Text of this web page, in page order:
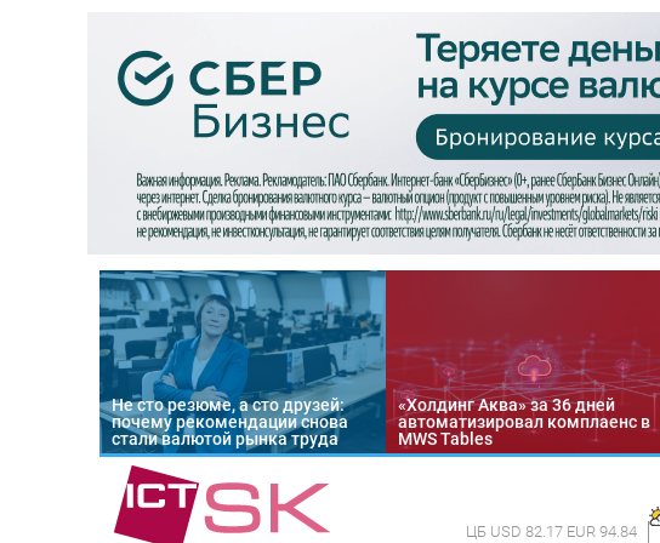
Не сто резюме, а сто друзей:
почему рекомендации снова
стали валютой рынка труда
«Холдинг Аква» за 36 дней
автоматизировал комплаенс в
MWS Tables
ЦБ USD 82.17 EUR 94.84